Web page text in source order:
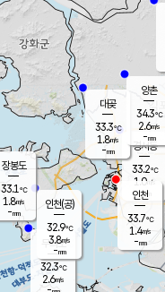
무의도
32.3℃
2.6m/s
장봉도
33.1℃
1.8m/s
-mm
경서동
33.2℃
1.0m/s
-mm
대곶
33.3℃
1.8m/s
-mm
양촌
34.3℃
2.6m/s
-mm
인천(공)
32.9℃
3.8m/s
-mm
인천
33.7℃
1.4m/s
-mm